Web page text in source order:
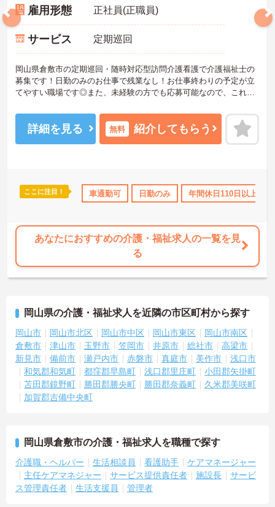
産休･育休･介護休暇取得実績あり ボーナス・賞与あり 社会保
雇用形態 正社員(正職員)
サービス 定期巡回
岡山県倉敷市の定期巡回・随時対応型訪問介護看護で介護福祉士の
募集です！日勤のみのお仕事で残業なし！お仕事終わりの予定が立
てやすい職場です◎また、未経験の方でも応募可能なので、これか
度ありで安心して長く働きやすい環境が整っているのもうれしいポ
イント♪ご興味のある方は面接ポイントをお伝えしますので、お気軽
詳細を見る 無料 紹介してもらう
ここに注目！ 車通勤可 日勤のみ 年間休日110日以上
あなたにおすすめの介護・福祉求人の一覧を見
る
岡山県の介護・福祉求人を近隣の市区町村から探す
岡山市 岡山市北区 岡山市中区 岡山市東区
岡山市南区
倉敷市
津山市 玉野市 笠岡市 井原市 総社市
高梁市
新見市
備前市 瀬戸内市 赤磐市 真庭市 美作市
浅口市
和気郡和気町
都窪郡早島町 浅口郡里庄町
小田郡矢掛町
苫田郡鏡野町
勝田郡勝央町 勝田郡奈義町
久米郡美咲町
加賀郡吉備中央町
岡山県倉敷市の介護・福祉求人を職種で探す
介護職・ヘルパー 生活相談員 看護助手
ケアマネージャー
主任ケアマネジャー
サービス提供責任者 施設長
サービ
ス管理責任者
生活支援員 管理者